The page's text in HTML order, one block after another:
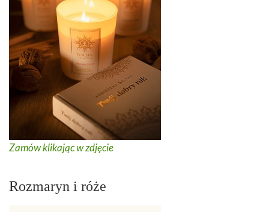
Zamów klikając w zdjęcie
Rozmaryn i róże